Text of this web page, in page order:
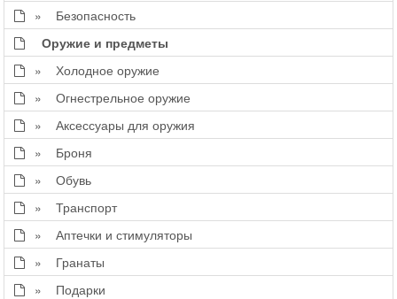
» Безопасность
Оружие и предметы
» Холодное оружие
» Огнестрельное оружие
» Аксессуары для оружия
» Броня
» Обувь
» Транспорт
» Аптечки и стимуляторы
» Гранаты
» Подарки